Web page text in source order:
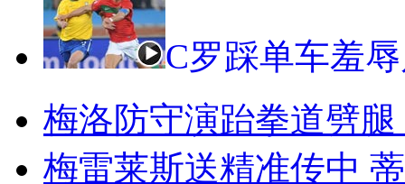
C罗踩单车羞
梅洛防守演跆拳道劈
梅雷莱斯送精准传中